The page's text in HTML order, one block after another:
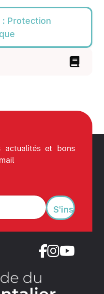
: Protection
actualités et bons
S'inscrire